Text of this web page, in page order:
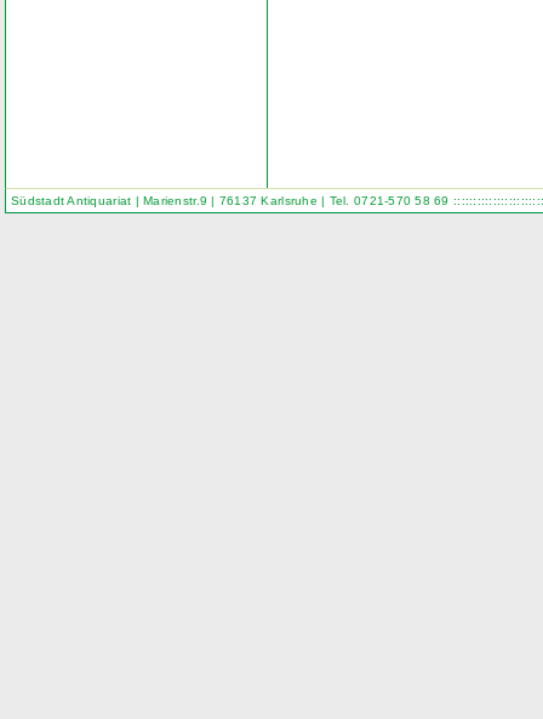
Südstadt Antiquariat | Marienstr.9 | 76137 Karlsruhe | Tel. 0721-570 58 69